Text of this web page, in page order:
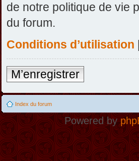
de notre politique de vie
du forum.
Conditions d’utilisation
M’enregistrer
Index du forum
Powered by